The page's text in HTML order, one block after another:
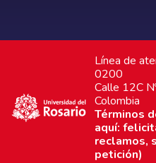
Línea de
0200
Calle 12C
Colombia
Términos
aquí:
reclamos,
petición)